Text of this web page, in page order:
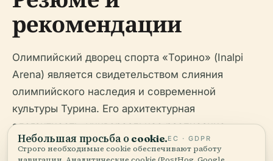
рекомендации
Олимпийский дворец спорта «Торино» (Inalpi
Arena) является свидетельством слияния
олимпийского наследия и современной
культуры Турина. Его архитектурная
элегантность, универсальное расписание
мероприятий и ориентированные на посетителя
Небольшая просьба о cookie.ЕС · GDPR
Строго необходимые cookie обеспечивают работу